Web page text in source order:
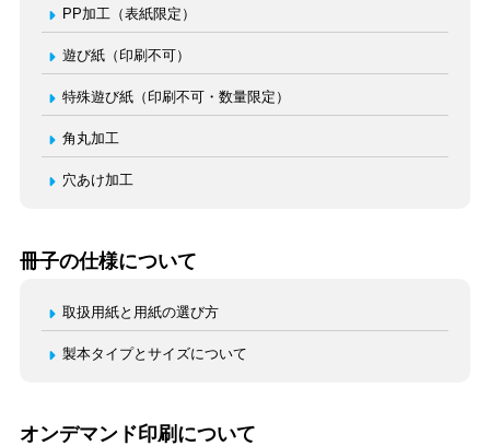
PP加工（表紙限定）
遊び紙（印刷不可）
特殊遊び紙（印刷不可・数量限定）
角丸加工
穴あけ加工
冊子の仕様について
取扱用紙と用紙の選び方
製本タイプとサイズについて
オンデマンド印刷について